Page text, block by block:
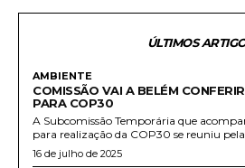
ÚLTIMOS
AMBIENTE
COMISSÃO VAI A BELÉM
PARA COP30
A Subcomissão Temporária que
para realização da COP30 se reuniu
16 de julho de 2025